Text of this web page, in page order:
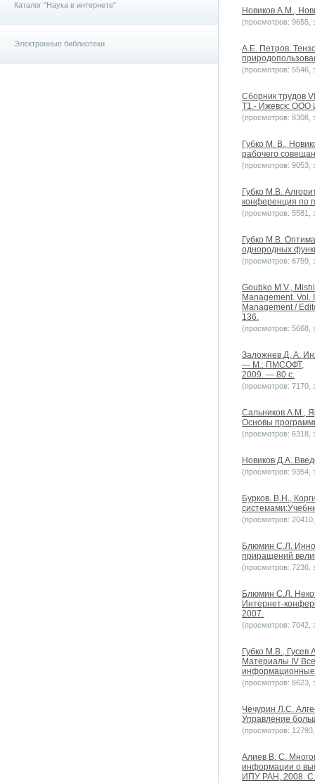
Каталог "Наука в интернете"
Электронные библиотеки
Новиков А.М.,
(просмотров: 9655,
А.Е. Петров.
(просмотров: 5546,
Сборник трудов
Т1.- Ижевск: ООО
(просмотров: 8308,
Губко М. В.,
рабочего
(просмотров: 9053,
Губко М.В.
конференция по
(просмотров: 5581,
Губко М.В.
однородных
(просмотров: 6759,
Goubko M.V.,
Management.
Management /
136.
(просмотров: 5668,
Заложнев Д. А.
— М.: ПМСОФТ,
2009. — 80 с.
(просмотров: 7170,
Сальников А.М.,
Основы
(просмотров: 6318,
Новиков Д.А.
(просмотров: 9354,
Бурков. В.Н.,
(просмотров:
Блюмин С.Л.
приращений
(просмотров: 7236,
Блюмин С.Л.
Интернет-
2007.
(просмотров: 7042,
Губко М.В., Гусев
Материалы IV
информационные
(просмотров: 6623,
Чечурин Л.С.
Управление
(просмотров:
Алиев В. С.
информации о
ИПУ РАН, 2008.